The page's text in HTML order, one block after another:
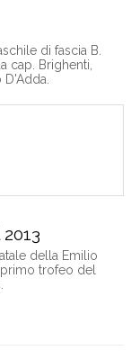
di fascia B.
cap. Brighenti,
della Emilio
primo trofeo del